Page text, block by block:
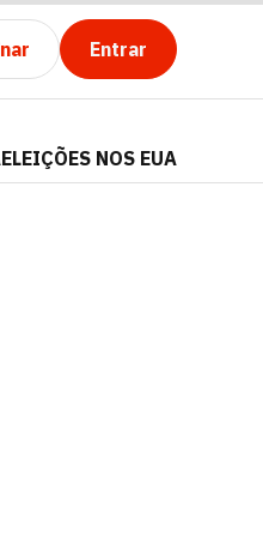
Entrar
ELEIÇÕES NOS EUA